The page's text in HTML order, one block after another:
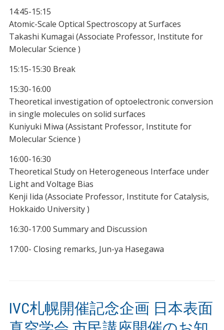
14:45-15:15
Atomic-Scale Optical Spectroscopy at Surfaces
Takashi Kumagai (Associate Professor, Institute for
Molecular Science )
15:15-15:30 Break
15:30-16:00
Theoretical investigation of optoelectronic conversion
in single molecules on solid surfaces
Kuniyuki Miwa (Assistant Professor, Institute for
Molecular Science )
16:00-16:30
Theoretical Study on Heterogeneous Interface under
Light and Voltage Bias
Kenji Iida (Associate Professor, Institute for Catalysis,
Hokkaido University )
16:30-17:00 Summary and Discussion
17:00- Closing remarks, Jun-ya Hasegawa
IVC札幌開催記念企画 日本表面